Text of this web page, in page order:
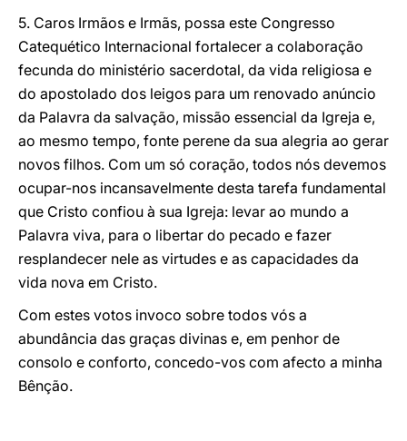
5. Caros Irmãos e Irmãs, possa este Congresso
Catequético Internacional fortalecer a colaboração
fecunda do ministério sacerdotal, da vida religiosa e
do apostolado dos leigos para um renovado anúncio
da Palavra da salvação, missão essencial da Igreja e,
ao mesmo tempo, fonte perene da sua alegria ao gerar
novos filhos. Com um só coração, todos nós devemos
ocupar-nos incansavelmente desta tarefa fundamental
que Cristo confiou à sua Igreja: levar ao mundo a
Palavra viva, para o libertar do pecado e fazer
resplandecer nele as virtudes e as capacidades da
vida nova em Cristo.
Com estes votos invoco sobre todos vós a
abundância das graças divinas e, em penhor de
consolo e conforto, concedo-vos com afecto a minha
Bênção.